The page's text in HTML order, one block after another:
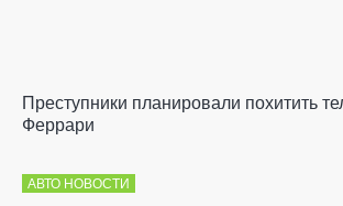
Преступники планировали похитить
Феррари
АВТО НОВОСТИ